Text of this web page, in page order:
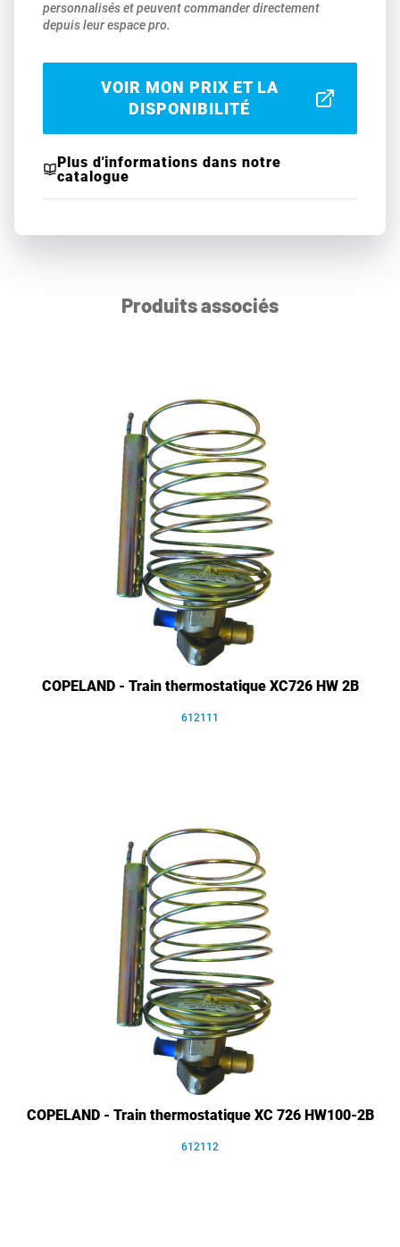
personnalisés et peuvent commander directement
depuis leur espace pro.
VOIR MON PRIX ET LA
DISPONIBILITÉ
Plus d'informations dans notre
catalogue
Produits associés
COPELAND - Train thermostatique XC726 HW 2B
612111
COPELAND - Train thermostatique XC 726 HW100-2B
612112